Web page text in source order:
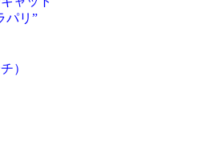
パリ”
）